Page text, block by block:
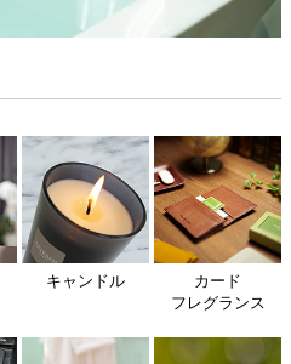
キャンドル
カード
フレグランス